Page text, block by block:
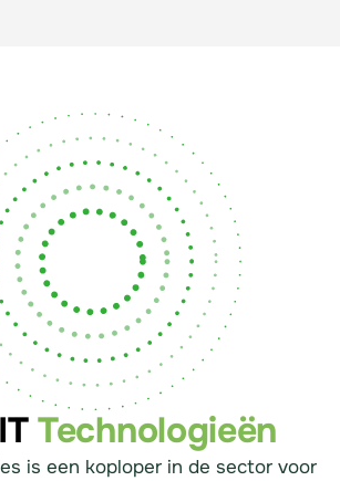
Technologieën
is een koploper in de sector voor